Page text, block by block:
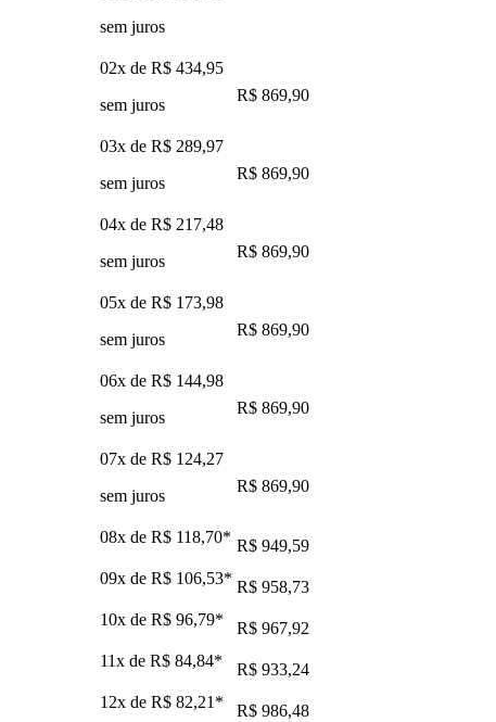
sem juros
02x de R$ 434,95
sem juros
R$ 869,90
03x de R$ 289,97
sem juros
R$ 869,90
04x de R$ 217,48
sem juros
R$ 869,90
05x de R$ 173,98
sem juros
R$ 869,90
06x de R$ 144,98
sem juros
R$ 869,90
07x de R$ 124,27
sem juros
R$ 869,90
08x de R$ 118,70* R$ 949,59
09x de R$ 106,53* R$ 958,73
10x de R$ 96,79*
R$ 967,92
11x de R$ 84,84*
R$ 933,24
12x de R$ 82,21 * R$ 986,48